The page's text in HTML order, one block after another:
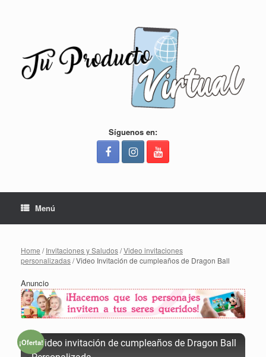
Síguenos en:
Menú
Home /Invitaciones y Saludos/Video invitaciones
personalizadas/ Video Invitación de cumpleaños de Dragon Ball
Anuncio
¡Oferta!
🥇 Video invitación de cumpleaños de Dragon Ball